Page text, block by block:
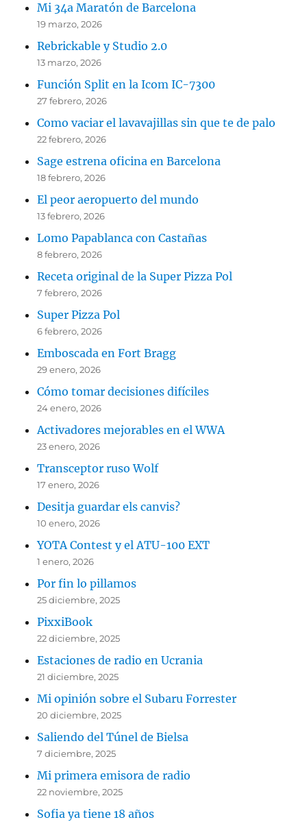
Mi 34a Maratón de Barcelona
19 marzo, 2026
Rebrickable y Studio 2.0
13 marzo, 2026
Función Split en la Icom IC-7300
27 febrero, 2026
Como vaciar el lavavajillas sin que te de palo
22 febrero, 2026
Sage estrena oficina en Barcelona
18 febrero, 2026
El peor aeropuerto del mundo
13 febrero, 2026
Lomo Papablanca con Castañas
8 febrero, 2026
Receta original de la Super Pizza Pol
7 febrero, 2026
Super Pizza Pol
6 febrero, 2026
Emboscada en Fort Bragg
29 enero, 2026
Cómo tomar decisiones difíciles
24 enero, 2026
Activadores mejorables en el WWA
23 enero, 2026
Transceptor ruso Wolf
17 enero, 2026
Desitja guardar els canvis?
10 enero, 2026
YOTA Contest y el ATU-100 EXT
1 enero, 2026
Por fin lo pillamos
25 diciembre, 2025
PixxiBook
22 diciembre, 2025
Estaciones de radio en Ucrania
21 diciembre, 2025
Mi opinión sobre el Subaru Forrester
20 diciembre, 2025
Saliendo del Túnel de Bielsa
7 diciembre, 2025
Mi primera emisora de radio
22 noviembre, 2025
Sofia ya tiene 18 años